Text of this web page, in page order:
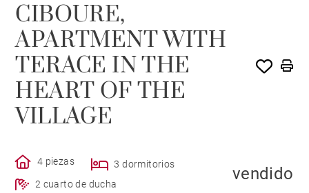
CIBOURE,
APARTMENT WITH
TERACE IN THE
HEART OF THE
VILLAGE
4 piezas
3 dormitorios
2 cuarto de ducha
vendido